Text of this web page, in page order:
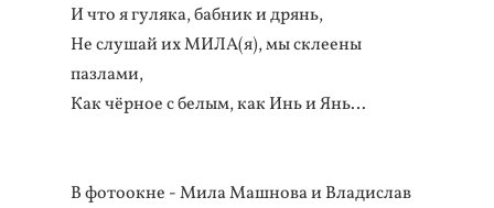
И что я гуляка, бабник и дрянь,
Не слушай их МИЛА(я), мы склеены
пазлами,
Как чёрное с белым, как Инь и Янь…
В фотоокне - Мила Машнова и Владислав